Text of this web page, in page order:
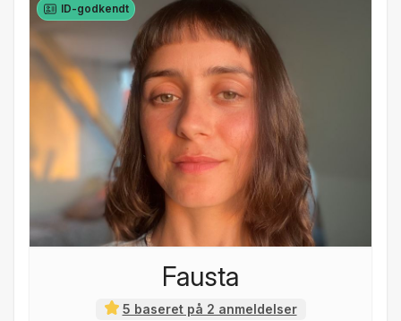
ID-godkendt
Fausta
5 baseret på 2 anmeldelser